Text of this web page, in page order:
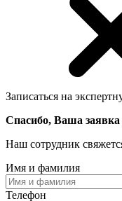
Записаться на
Спасибо, Ваша заявка
Наш сотрудник
Имя и фамилия
Телефон